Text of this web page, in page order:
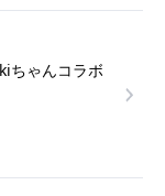
ちゃんコラボ